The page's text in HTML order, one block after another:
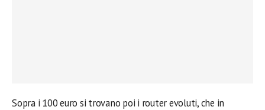
Sopra i 100 euro si trovano poi i router evoluti, che in